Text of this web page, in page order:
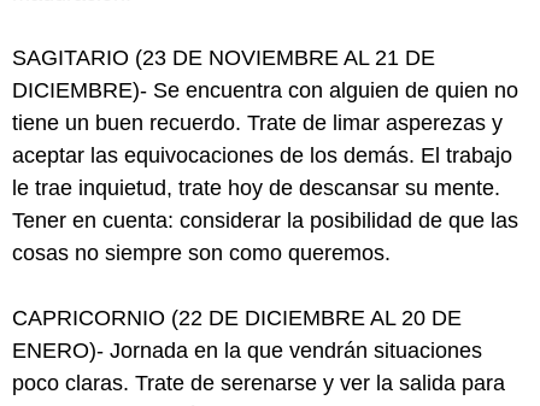
SAGITARIO (23 DE NOVIEMBRE AL 21 DE
DICIEMBRE)- Se encuentra con alguien de quien no
tiene un buen recuerdo. Trate de limar asperezas y
aceptar las equivocaciones de los demás. El trabajo
le trae inquietud, trate hoy de descansar su mente.
Tener en cuenta: considerar la posibilidad de que las
cosas no siempre son como queremos.
CAPRICORNIO (22 DE DICIEMBRE AL 20 DE
ENERO)- Jornada en la que vendrán situaciones
poco claras. Trate de serenarse y ver la salida para